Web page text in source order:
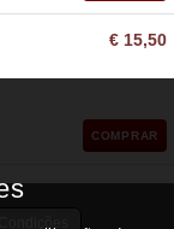
€ 15,50
COMPRAR